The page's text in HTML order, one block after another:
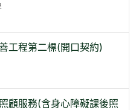
工程第二標(開口契約)
顧服務(含身心障礙課後照